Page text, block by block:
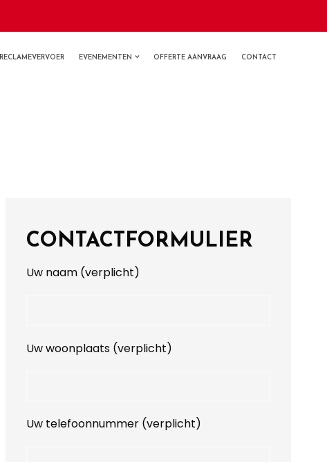
RECLAMEVERVOER EVENEMENTEN OFFERTE AANVRAAG CONTACT
CONTACTFORMULIER
Uw naam (verplicht)
Uw woonplaats (verplicht)
Uw telefoonnummer (verplicht)